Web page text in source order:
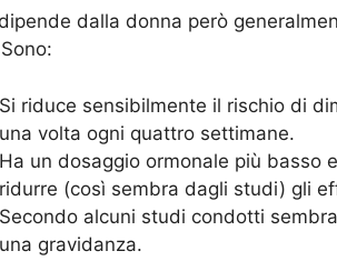
dalla donna però
Si riduce sensibilmente il rischio di
una volta ogni quattro settimane.
Ha un dosaggio ormonale più basso
ridurre (così sembra dagli studi) gli
Secondo alcuni studi condotti
una gravidanza.